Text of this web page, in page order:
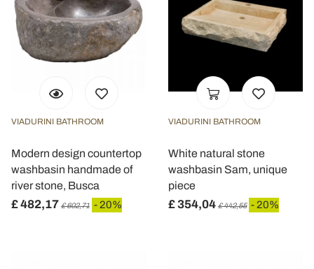
VIADURINI BATHROOM
Modern design countertop
washbasin handmade of
river stone, Busca
£ 482,17 £ 602,71 - 20%
VIADURINI BATHROOM
White natural stone
washbasin Sam, unique
piece
£ 354,04 £ 442,55 - 20%